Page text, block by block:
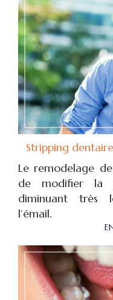
Stripping
Le remodelage
de modifier la
diminuant très
l’émail.